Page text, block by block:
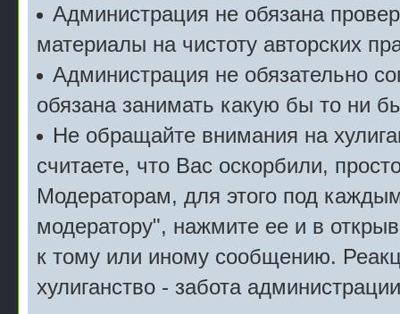
Администрация не обязана
материалы на чистоту авторских
Администрация не обязательно
обязана занимать какую бы то ни
Не обращайте внимания на
считаете, что Вас оскорбили,
Модераторам, для этого под
модератору", нажмите ее и в
к тому или иному сообщению.
хулиганство - забота